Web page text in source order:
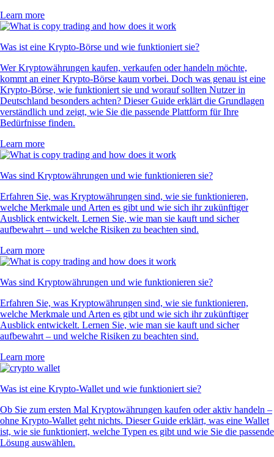
Learn more
Was ist eine Krypto-Börse und wie funktioniert sie?
Wer Kryptowährungen kaufen, verkaufen oder handeln möchte,
kommt an einer Krypto-Börse kaum vorbei. Doch was genau ist eine
Krypto-Börse, wie funktioniert sie und worauf sollten Nutzer in
Deutschland besonders achten? Dieser Guide erklärt die Grundlagen
verständlich und zeigt, wie Sie die passende Plattform für Ihre
Bedürfnisse finden.
Learn more
Was sind Kryptowährungen und wie funktionieren sie?
Erfahren Sie, was Kryptowährungen sind, wie sie funktionieren,
welche Merkmale und Arten es gibt und wie sich ihr zukünftiger
Ausblick entwickelt. Lernen Sie, wie man sie kauft und sicher
aufbewahrt – und welche Risiken zu beachten sind.
Learn more
Was sind Kryptowährungen und wie funktionieren sie?
Erfahren Sie, was Kryptowährungen sind, wie sie funktionieren,
welche Merkmale und Arten es gibt und wie sich ihr zukünftiger
Ausblick entwickelt. Lernen Sie, wie man sie kauft und sicher
aufbewahrt – und welche Risiken zu beachten sind.
Learn more
Was ist eine Krypto-Wallet und wie funktioniert sie?
Ob Sie zum ersten Mal Kryptowährungen kaufen oder aktiv handeln –
ohne Krypto-Wallet geht nichts. Dieser Guide erklärt, was eine Wallet
ist, wie sie funktioniert, welche Typen es gibt und wie Sie die passende
Lösung auswählen.